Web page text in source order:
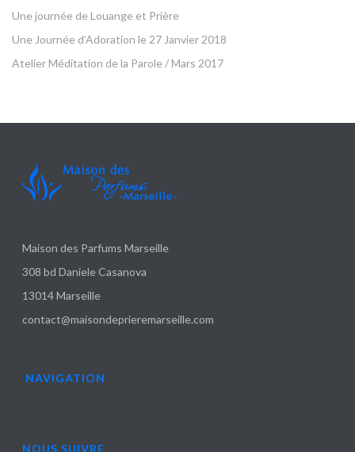
Une journée de Louange et Prière
Une Journée d’Adoration le 27 Janvier 2018
Atelier Méditation de la Parole / Mars 2017
Maison des Parfums Marseille
308 bd Daniele Casanova
13014 Marseille
contact@maisondeprieremarseille.com
NAVIGATION
NOUS SUIVRE